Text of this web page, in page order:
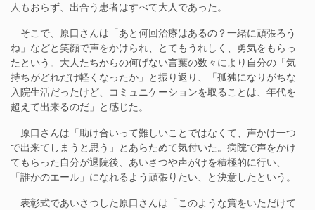
人もおらず、出合う患者はすべて大人であった。
そこで、原口さんは「あと何回治療はあるの？一緒に頑張ろう
ね」などと笑顔で声をかけられ、とてもうれしく、勇気をもらっ
たという。大人たちからの何げない言葉の数々により自分の「気
持ちがどれだけ軽くなったか」と振り返り、「孤独になりがちな
入院生活だったけど、コミュニケーションを取ることは、年代を
超えて出来るのだ」と感じた。
原口さんは「助け合いって難しいことではなくて、声かけ一つ
で出来てしまうと思う」とあらためて気付いた。病院で声をかけ
てもらった自分が退院後、あいさつや声がけを積極的に行い、
「誰かのエール」になれるよう頑張りたい、と決意したという。
表彰式であいさつした原口さんは「このような賞をいただけて